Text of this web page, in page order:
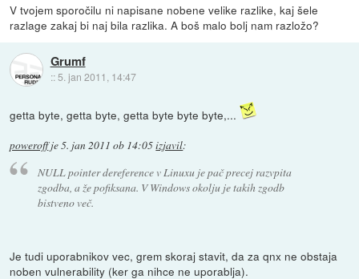
V tvojem sporočilu ni napisane nobene velike razlike, kaj šele
razlage zakaj bi naj bila razlika. A boš malo bolj nam razložo?
Grumf
:: 5. jan 2011, 14:47
getta byte, getta byte, getta byte byte byte,...
poweroffje5. jan 2011 ob 14:05izjavil:
NULL pointer dereference v Linuxu je pač precej razvpita
zgodba, a že pofiksana. V Windows okolju je takih zgodb
bistveno več.
Je tudi uporabnikov vec, grem skoraj stavit, da za qnx ne obstaja
noben vulnerability (ker ga nihce ne uporablja).